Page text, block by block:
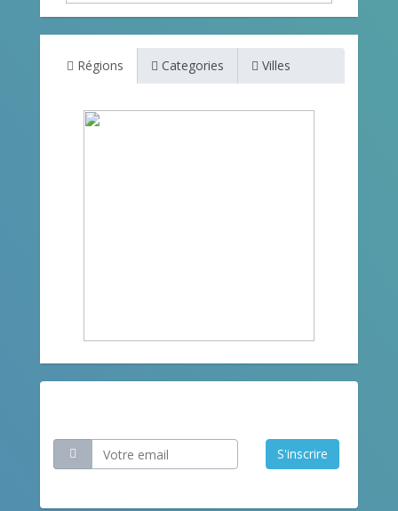
Régions Categories Villes
S'inscrire